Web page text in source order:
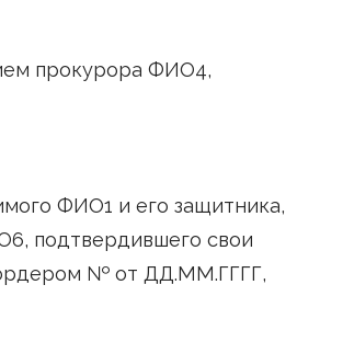
прокурора ФИО4,
ФИО1 и его защитника,
подтвердившего свои
№ от ДД.ММ.ГГГГ,